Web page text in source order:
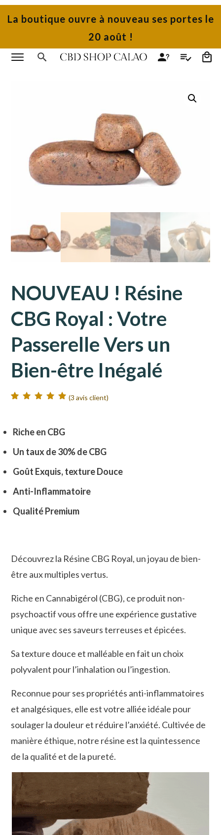
La boutique ouvre à nouveau ses portes le
20 août !
NOUVEAU ! Résine
CBG Royal : Votre
Passerelle Vers un
Bien-être Inégalé
(3 avis client)
Riche en CBG
Un taux de 30% de CBG
Goût Exquis, texture Douce
Anti-Inflammatoire
Qualité Premium
Découvrez la Résine CBG Royal, un joyau de bien-
être aux multiples vertus.
Riche en Cannabigérol (CBG), ce produit non-
psychoactif vous offre une expérience gustative
unique avec ses saveurs terreuses et épicées.
Sa texture douce et malléable en fait un choix
polyvalent pour l’inhalation ou l’ingestion.
Reconnue pour ses propriétés anti-inflammatoires
et analgésiques, elle est votre alliée idéale pour
soulager la douleur et réduire l’anxiété. Cultivée de
manière éthique, notre résine est la quintessence
de la qualité et de la pureté.